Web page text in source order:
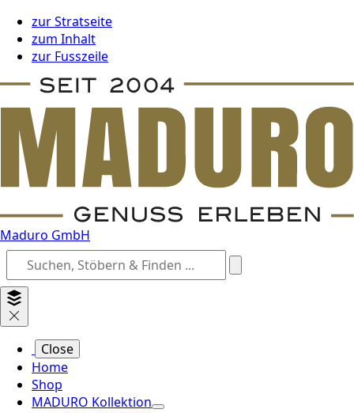
zur Stratseite
zum Inhalt
zur Fusszeile
Maduro GmbH
Close
Home
Shop
MADURO Kollektion